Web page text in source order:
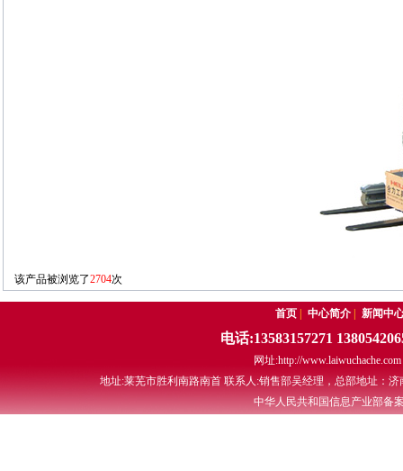
该产品被浏览了2704次
首页 |中心简介 |新闻中
电话:13583157271
网址:http://
地址:莱芜市胜利南路南首 联系人:销售部吴经理，总部地址：
中华人民共和国信息产业部备